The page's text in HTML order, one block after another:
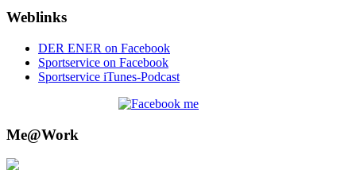
Weblinks
DER ENER on Facebook
Sportservice on Facebook
Sportservice iTunes-Podcast
Me@Work